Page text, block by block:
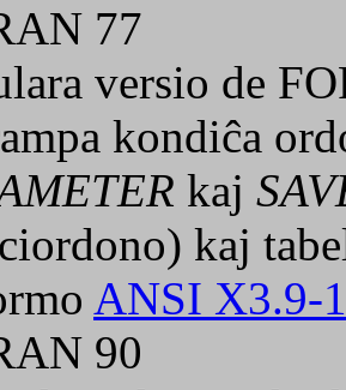
77
versio de
kondiĉa
kaj
kaj
ANSI X3.9-
90